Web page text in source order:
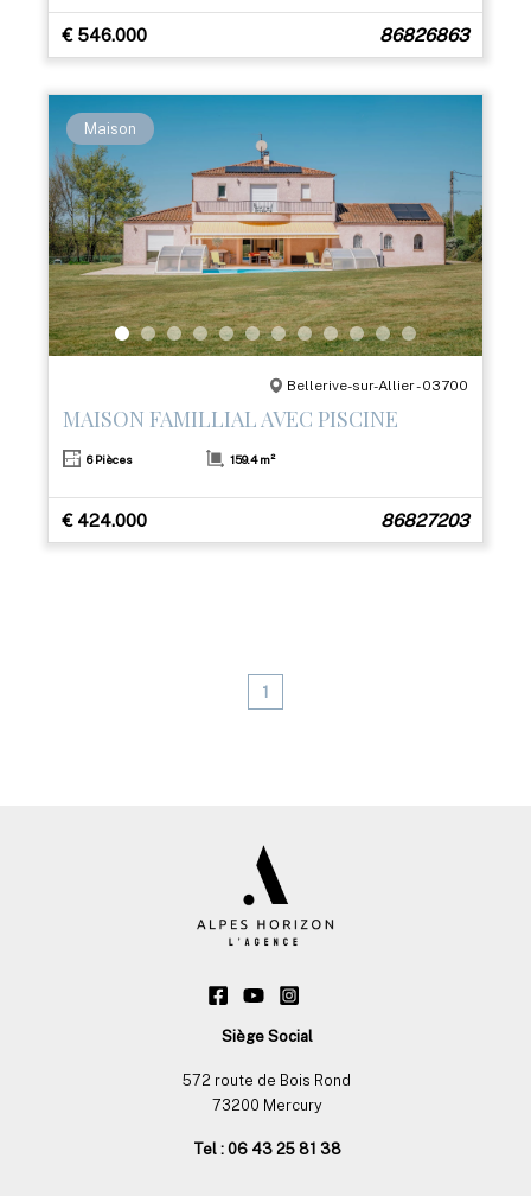
€ 546.000 86826863
Maison
Bellerive-sur-Allier - 03700
MAISON FAMILLIAL AVEC PISCINE
6 Pièces 159.4 m²
€ 424.000 86827203
1
Siège Social
572 route de Bois Rond
73200 Mercury
Tel : 06 43 25 81 38